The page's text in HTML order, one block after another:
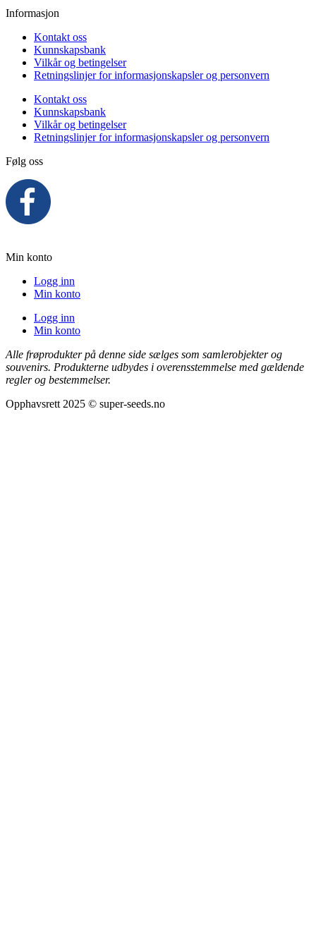
Informasjon
Kontakt oss
Kunnskapsbank
Vilkår og betingelser
Retningslinjer for informasjonskapsler og personvern
Kontakt oss
Kunnskapsbank
Vilkår og betingelser
Retningslinjer for informasjonskapsler og personvern
Følg oss
Min konto
Logg inn
Min konto
Logg inn
Min konto
Alle frøprodukter på denne side sælges som samlerobjekter og
souvenirs. Produkterne udbydes i overensstemmelse med gældende
regler og bestemmelser.
Opphavsrett 2025 © super-seeds.no